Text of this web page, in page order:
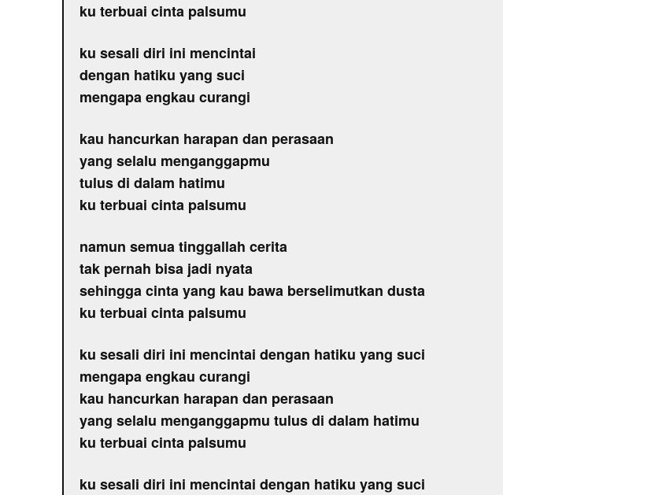
ku terbuai cinta palsumu
ku sesali diri ini mencintai
dengan hatiku yang suci
mengapa engkau curangi
kau hancurkan harapan dan perasaan
yang selalu menganggapmu
tulus di dalam hatimu
ku terbuai cinta palsumu
namun semua tinggallah cerita
tak pernah bisa jadi nyata
sehingga cinta yang kau bawa berselimutkan dusta
ku terbuai cinta palsumu
ku sesali diri ini mencintai dengan hatiku yang suci
mengapa engkau curangi
kau hancurkan harapan dan perasaan
yang selalu menganggapmu tulus di dalam hatimu
ku terbuai cinta palsumu
ku sesali diri ini mencintai dengan hatiku yang suci